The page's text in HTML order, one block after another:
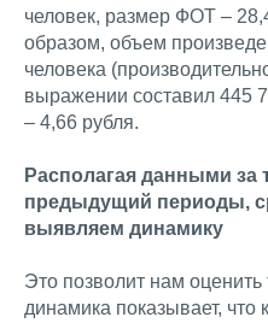
человек, размер ФОТ –
образом, объем
человека
выражении составил 445
– 4,66 рубля.
Располагая данными за
предыдущий периоды,
выявляем динамику
Это позволит нам
динамика показывает, что